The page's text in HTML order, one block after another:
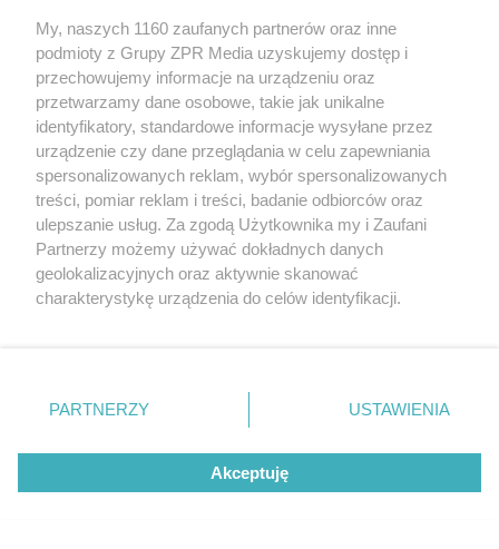
Internecie bez pisemnej zgody właściciela praw. Jakiekolwiek użycie lub
wykorzystanie utworów w całości lub w części z naruszeniem prawa,
tzn. bez właściwej zgody, jest zabronione pod groźbą kary i może być
My, naszych 1160 zaufanych partnerów oraz inne
podmioty z Grupy ZPR Media uzyskujemy dostęp i
przechowujemy informacje na urządzeniu oraz
przetwarzamy dane osobowe, takie jak unikalne
identyfikatory, standardowe informacje wysyłane przez
urządzenie czy dane przeglądania w celu zapewniania
spersonalizowanych reklam, wybór spersonalizowanych
treści, pomiar reklam i treści, badanie odbiorców oraz
ulepszanie usług. Za zgodą Użytkownika my i Zaufani
Partnerzy możemy używać dokładnych danych
geolokalizacyjnych oraz aktywnie skanować
charakterystykę urządzenia do celów identyfikacji.
zmienić/wycofać klikając przycisk ustawień prywatności
znajdujący się w lewym dolnym rogu strony
rodzaje przetwarzania danych nie wymagają zgody
użytkownika, ale masz prawo sprzeciwić się takiemu
przetwarzaniu. Preferencje będą miały zastosowanie tylko
PARTNERZY USTAWIENIA
Akceptuję